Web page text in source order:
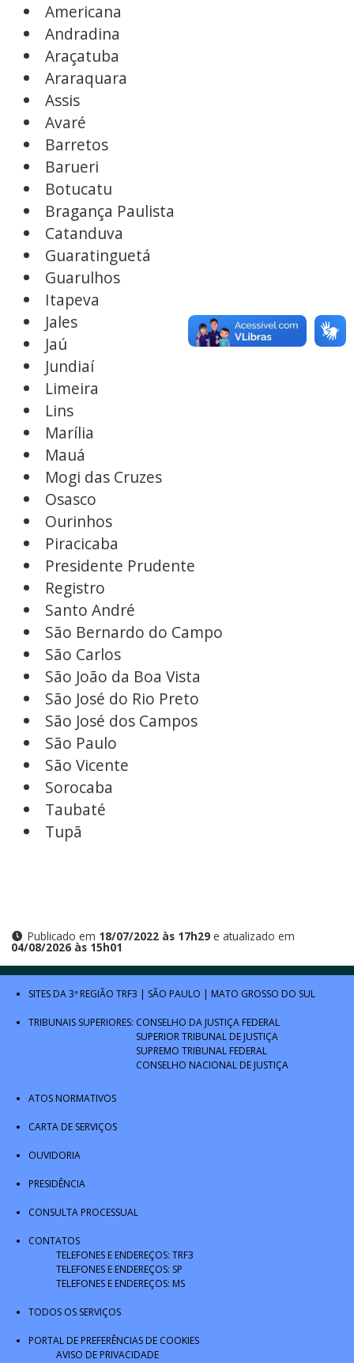
Americana
Andradina
Araçatuba
Araraquara
Assis
Avaré
Barretos
Barueri
Botucatu
Bragança Paulista
Catanduva
Guaratinguetá
Guarulhos
Itapeva
Jales
Jaú
Jundiaí
Limeira
Lins
Marília
Mauá
Mogi das Cruzes
Osasco
Ourinhos
Piracicaba
Presidente Prudente
Registro
Santo André
São Bernardo do Campo
São Carlos
São João da Boa Vista
São José do Rio Preto
São José dos Campos
São Paulo
São Vicente
Sorocaba
Taubaté
Tupã
Publicado em 18/07/2022 às 17h29e atualizado em
04/08/2026 às 15h01
SITES DA 3ª REGIÃO TRF3 | SÃO PAULO | MATO GROSSO DO SUL
TRIBUNAIS SUPERIORES: CONSELHO DA JUSTIÇA FEDERAL
SUPERIOR TRIBUNAL DE JUSTIÇA
SUPREMO TRIBUNAL FEDERAL
CONSELHO NACIONAL DE JUSTIÇA
ATOS NORMATIVOS
CARTA DE SERVIÇOS
OUVIDORIA
PRESIDÊNCIA
CONSULTA PROCESSUAL
CONTATOS
TELEFONES E ENDEREÇOS: TRF3
TELEFONES E ENDEREÇOS: SP
TELEFONES E ENDEREÇOS: MS
TODOS OS SERVIÇOS
PORTAL DE PREFERÊNCIAS DE COOKIES
AVISO DE PRIVACIDADE